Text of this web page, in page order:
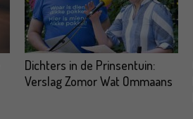
Dichters in de Prinsentuin:
Verslag Zomor Wat Ommaans